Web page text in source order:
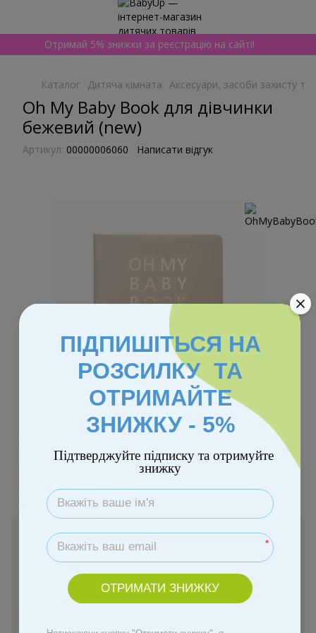
Отримай 5% знижки за реєстрацію на сайті!
Каталог Дитяча кімната Аксесуари, засоби захисту та
Oh My Baby Book для дівчинки
бежевий (new)
Артикул: 00000006060 Написати відгук
В наявності
2 950 грн
Купити
ПІДПИШІТЬСЯ НА
РОЗСИЛКУ ТА
ОТРИМАЙТЕ
ЗНИЖКУ - 5%
Підтверджуйте підписку та отримуйте
знижку
*
ОТРИМАТИ ЗНИЖКУ